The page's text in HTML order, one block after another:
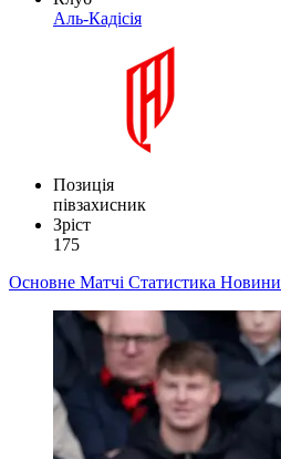
Аль-Кадісія
Позиція
півзахисник
Зріст
175
Основне Матчі Статистика Новини